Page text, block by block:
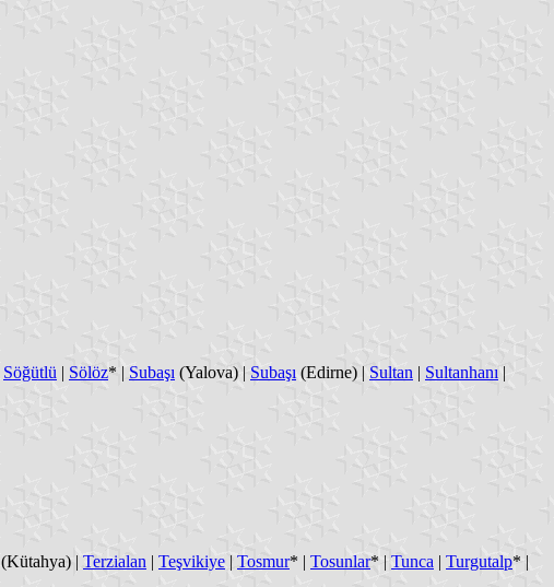
Söğütlü | Sölöz* | Subaşı (Yalova) | Subaşı (Edirne) | Sultan | Sultanhanı |
(Kütahya) | Terzialan | Teşvikiye | Tosmur* | Tosunlar* | Tunca | Turgutalp* |